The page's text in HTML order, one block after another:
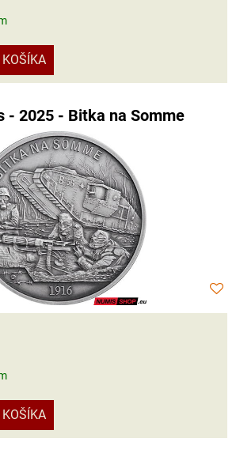
- 2025 - Bitka na Somme